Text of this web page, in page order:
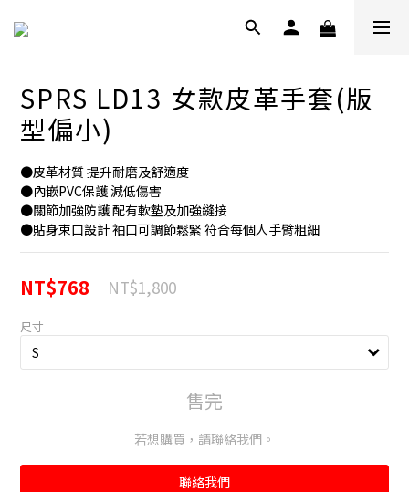
SPRS LD13 女款皮革手套(版
型偏小)
●皮革材質 提升耐磨及舒適度
●內嵌PVC保護 減低傷害
●關節加強防護 配有軟墊及加強縫接
●貼身束口設計 袖口可調節鬆緊 符合每個人手臂粗細
NT$768 NT$1,800
尺寸
售完
若想購買，請聯絡我們。
聯絡我們